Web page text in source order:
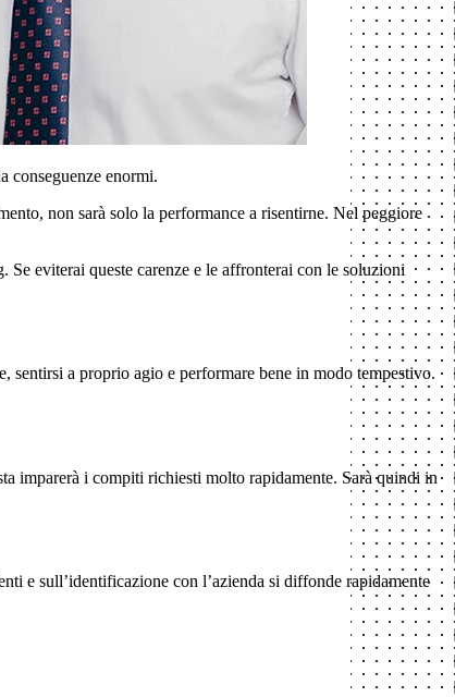
conseguenze enormi.
non sarà solo la performance a risentirne. Nel peggiore
eviterai queste carenze e le affronterai con le soluzioni
sentirsi a proprio agio e performare bene in modo tempestivo.
imparerà i compiti richiesti molto rapidamente. Sarà quindi in
e sull’identificazione con l’azienda si diffonde rapidamente